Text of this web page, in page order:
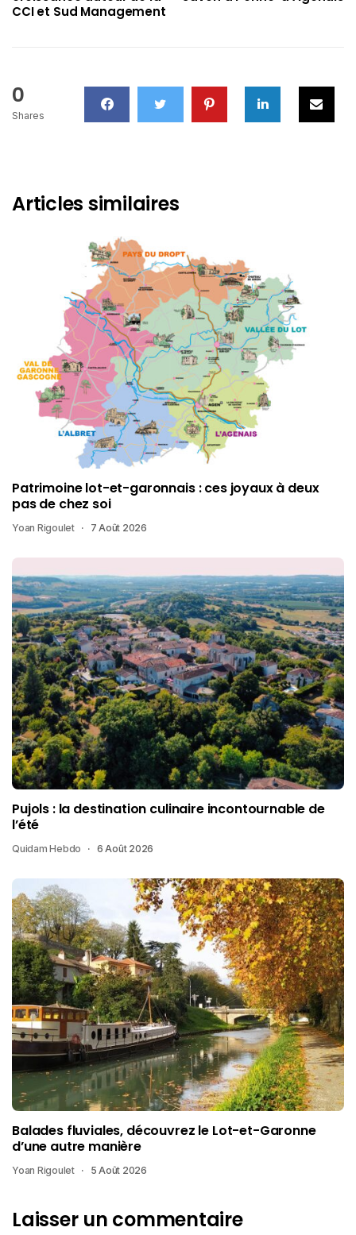
CCI et Sud Management
0
Shares
Articles similaires
Patrimoine lot-et-garonnais : ces joyaux à deux
pas de chez soi
Yoan Rigoulet 7 Août 2026
Pujols : la destination culinaire incontournable de
l’été
Quidam Hebdo 6 Août 2026
Balades fluviales, découvrez le Lot-et-Garonne
d’une autre manière
Yoan Rigoulet 5 Août 2026
Laisser un commentaire